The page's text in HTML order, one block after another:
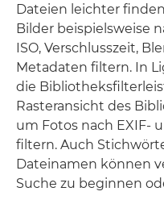
Dateien leichter
Bilder beispielsweise
ISO, Verschlusszeit,
Metadaten filtern. In
die
Rasteransicht des
um Fotos nach EXIF-
filtern. Auch
Dateinamen können
Suche zu beginnen